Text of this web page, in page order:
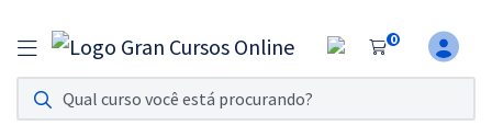
0
Assinatura Ilimitada 11
Acesso a todos os cursos. Teste grátis por 7 dias!